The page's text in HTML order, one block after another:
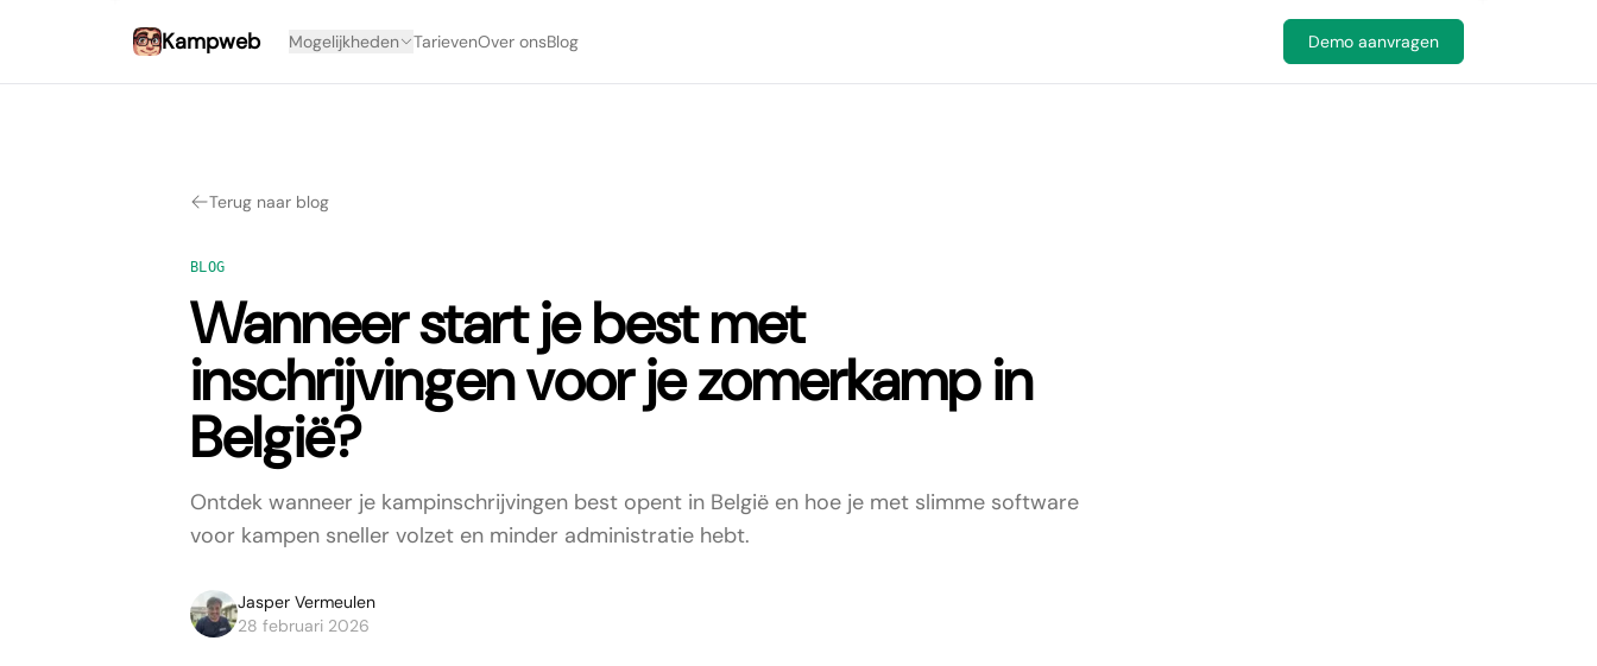
Kampweb Mogelijkheden TarievenOver onsBlog Demo aanvragen
Terug naar blog
BLOG
Wanneer start je best met
inschrijvingen voor je zomerkamp in
België?
Ontdek wanneer je kampinschrijvingen best opent in België en hoe je met slimme software
voor kampen sneller volzet en minder administratie hebt.
Jasper Vermeulen
28 februari 2026